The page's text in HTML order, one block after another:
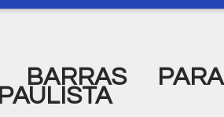
BARRAS PARA